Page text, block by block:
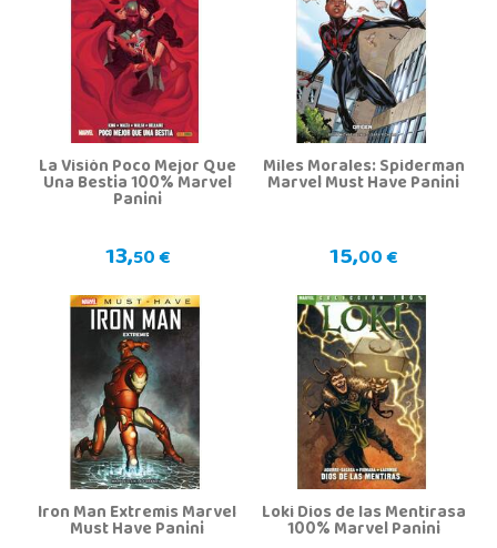
La Visión Poco Mejor Que
Una Bestia 100% Marvel
Panini
13,50 €
Miles Morales: Spiderman
Marvel Must Have Panini
15,00 €
Iron Man Extremis Marvel
Must Have Panini Loki Dios de las Mentirasa
100% Marvel Panini